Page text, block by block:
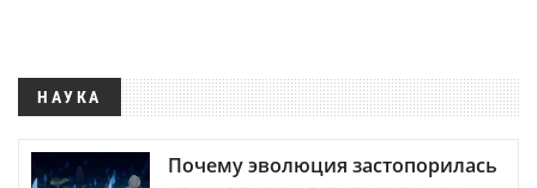
НАУКА
Почему эволюция застопорилась